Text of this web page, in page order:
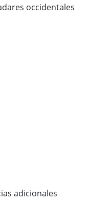
occidentales
adicionales